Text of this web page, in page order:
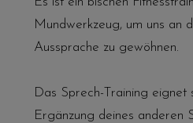
Mundwerkzeug, um uns an
Aussprache zu gewöhnen.
Das Sprech-Training eignet
Ergänzung deines anderen